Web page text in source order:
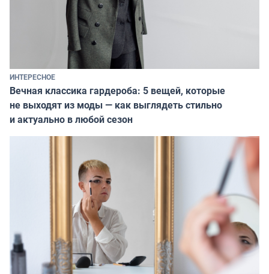
ИНТЕРЕСНОЕ
Вечная классика гардероба: 5 вещей, которые
не выходят из моды — как выглядеть стильно
и актуально в любой сезон